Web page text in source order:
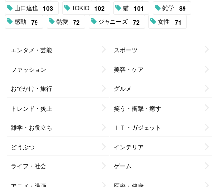
山口達也 103 TOKIO 102 猫 101 雑学 89
感動 79 熱愛 72 ジャニーズ 72 女性 71
エンタメ・芸能 スポーツ
ファッション 美容・ケア
おでかけ・旅行 グルメ
トレンド・炎上 笑う・衝撃・癒す
雑学・お役立ち ＩＴ・ガジェット
どうぶつ インテリア
ライフ・社会 ゲーム
アニメ・漫画 医療・健康